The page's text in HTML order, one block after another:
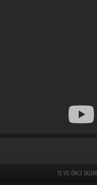
13 YIL ÖNCE